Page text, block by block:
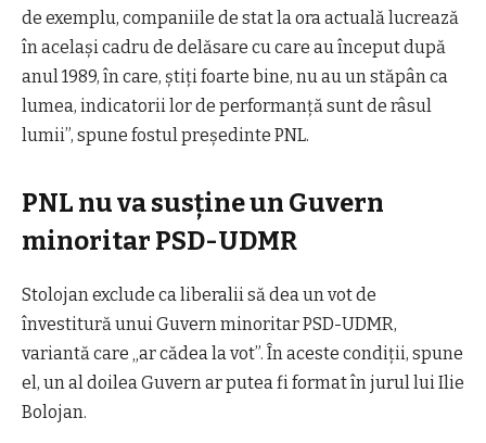
de exemplu, companiile de stat la ora actuală lucrează
în același cadru de delăsare cu care au început după
anul 1989, în care, știți foarte bine, nu au un stăpân ca
lumea, indicatorii lor de performanță sunt de râsul
lumii”, spune fostul președinte PNL.
PNL nu va susține un Guvern
minoritar PSD-UDMR
Stolojan exclude ca liberalii să dea un vot de
învestitură unui Guvern minoritar PSD-UDMR,
variantă care „ar cădea la vot”. În aceste condiții, spune
el, un al doilea Guvern ar putea fi format în jurul lui Ilie
Bolojan.